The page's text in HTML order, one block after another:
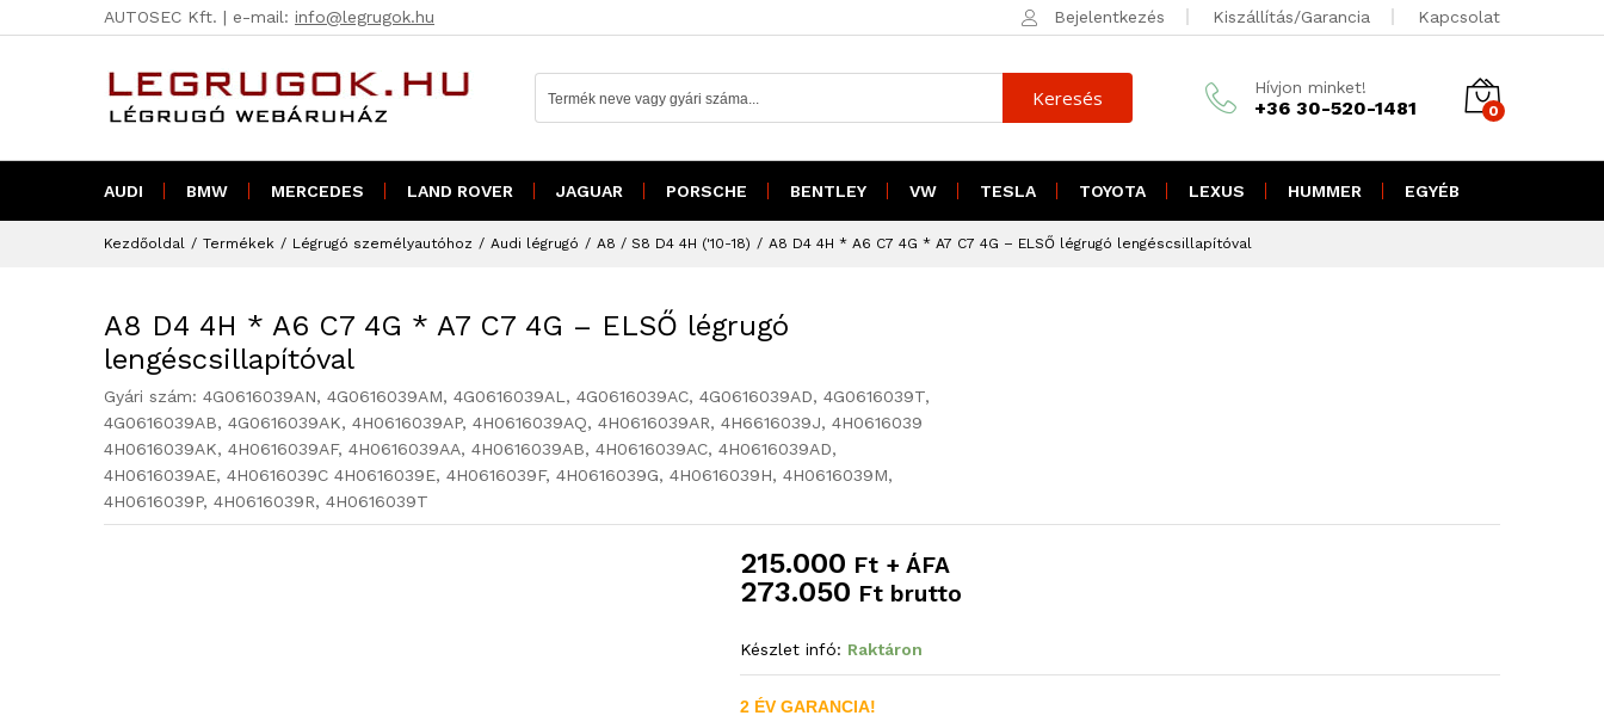
AUTOSEC Kft. | e-mail: info@legrugok.hu Bejelentkezés Kiszállítás/Garancia Kapcsolat
Keresés Hívjon minket!
+36 30-520-1481 0
AUDI BMW MERCEDES LAND ROVER JAGUAR PORSCHE BENTLEY VW TESLA TOYOTA LEXUS HUMMER EGYÉB
Kezdőoldal / Termékek / Légrugó személyautóhoz / Audi légrugó / A8 / S8 D4 4H ('10-18) / A8 D4 4H * A6 C7 4G * A7 C7 4G – ELSŐ légrugó lengéscsillapítóval
A8 D4 4H * A6 C7 4G * A7 C7 4G – ELSŐ légrugó
lengéscsillapítóval
Gyári szám: 4G0616039AN, 4G0616039AM, 4G0616039AL, 4G0616039AC, 4G0616039AD, 4G0616039T,
4G0616039AB, 4G0616039AK, 4H0616039AP, 4H0616039AQ, 4H0616039AR, 4H6616039J, 4H0616039
4H0616039AK, 4H0616039AF, 4H0616039AA, 4H0616039AB, 4H0616039AC, 4H0616039AD,
4H0616039AE, 4H0616039C 4H0616039E, 4H0616039F, 4H0616039G, 4H0616039H, 4H0616039M,
4H0616039P, 4H0616039R, 4H0616039T
215.000 Ft + ÁFA
273.050 Ft brutto
Készlet infó: Raktáron
2 ÉV GARANCIA!
A8 D4 4H * A6 C7 4G * A7 C7 4G - ELSŐ légrugó lengéscsillapítóval
215.000Ft + ÁFA
273.050Ft brutto
Kosárba teszem